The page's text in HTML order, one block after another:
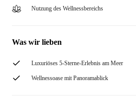
Nutzung des Wellnessbereichs
Was wir lieben
Luxuriöses 5-Sterne-Erlebnis am Meer
Wellnessoase mit Panoramablick